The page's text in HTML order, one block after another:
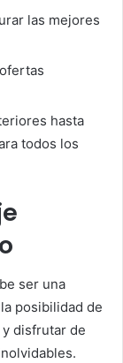
las mejores
hasta
todos los
ser una
posibilidad de
disfrutar de